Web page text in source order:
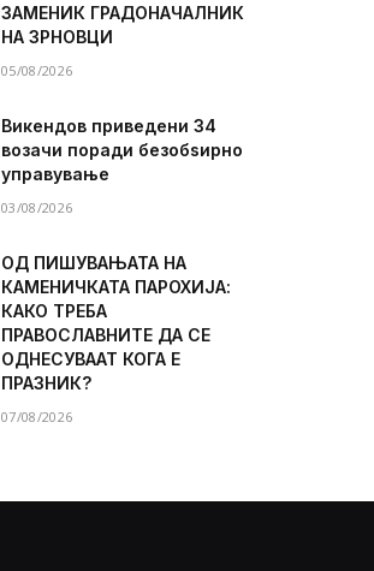
ЗАМЕНИК ГРАДОНАЧАЛНИК
НА ЗРНОВЦИ
05/08/2026
Викендов приведени 34
возачи поради безобѕирно
управување
03/08/2026
ОД ПИШУВАЊАТА НА
КАМЕНИЧКАТА ПАРОХИЈА:
КАКО ТРЕБА
ПРАВОСЛАВНИТЕ ДА СЕ
ОДНЕСУВААТ КОГА Е
ПРАЗНИК?
07/08/2026